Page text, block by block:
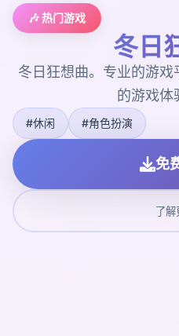
🎶 热门游戏
冬日
冬日狂想曲。专业的游
的游戏体
#休闲 #角色扮演
免
了解